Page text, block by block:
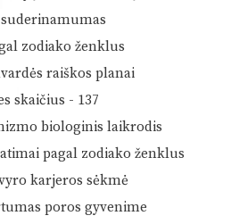
zodiako ženklus
raiškos planai
skaičius - 137
biologinis laikrodis
pagal zodiako ženklus
karjeros sėkmė
poros gyvenime